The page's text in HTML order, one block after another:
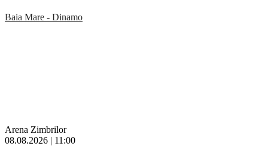
Baia Mare - Dinamo
Arena Zimbrilor
08.08.2026 | 11:00